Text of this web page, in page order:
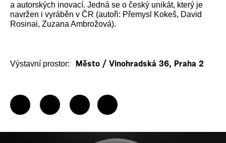
a autorských inovací. Jedná se o český unikát, který je
navržen i vyráběn v ČR (autoři: Přemysl Kokeš, David
Rosinai, Zuzana Ambrožová).
Výstavní prostor: Město / Vinohradská 36, Praha 2